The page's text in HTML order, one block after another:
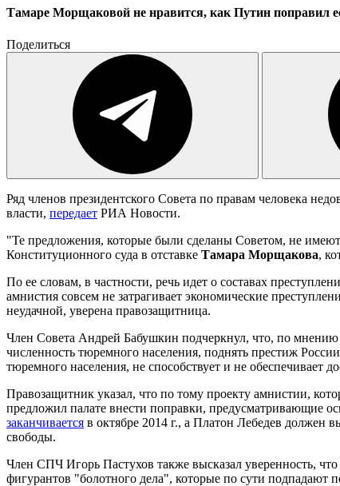
Тамаре Морщаковой не нравится, как Путин поправил
Поделиться
Ряд членов президентского Совета по правам человека
власти, передает РИА Новости.
"Те предложения, которые были сделаны Советом, не
Конституционного суда в отставке Тамара Морщакова,
По ее словам, в частности, речь идет о составах
амнистия совсем не затрагивает экономические
неудачной, уверена правозащитница.
Член Совета Андрей Бабушкин подчеркнул, что, по мнению
численность тюремного населения, поднять престиж
тюремного населения, не способствует и не
Правозащитник указал, что по тому проекту амнистии,
предложил палате внести поправки, предусматривающие
заканчивается в октябре 2014 г., а Платон Лебедев должен
свободы.
Член СПЧ Игорь Пастухов также высказал уверенность,
фигурантов "болотного дела", которые по сути подпадают